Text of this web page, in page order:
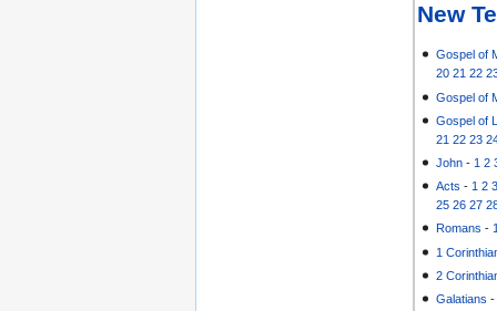
New
Gospel of
20 21 22
Gospel of
Gospel of
21 22 23
John - 1 2
Acts - 1 2
25 26 27
Romans -
1
2
Galatians